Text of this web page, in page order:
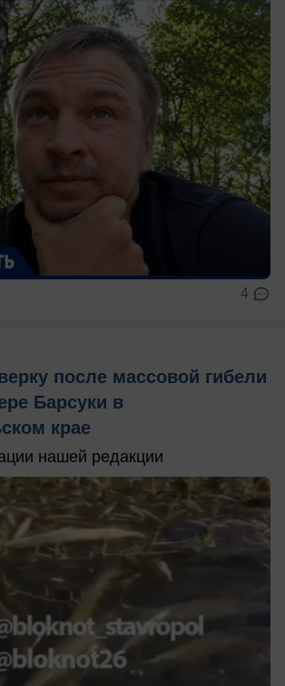
4
после массовой гибели
Барсуки в
крае
нашей редакции